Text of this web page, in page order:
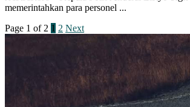
memerintahkan para personel ...
Page 1 of 2 1 2 Next